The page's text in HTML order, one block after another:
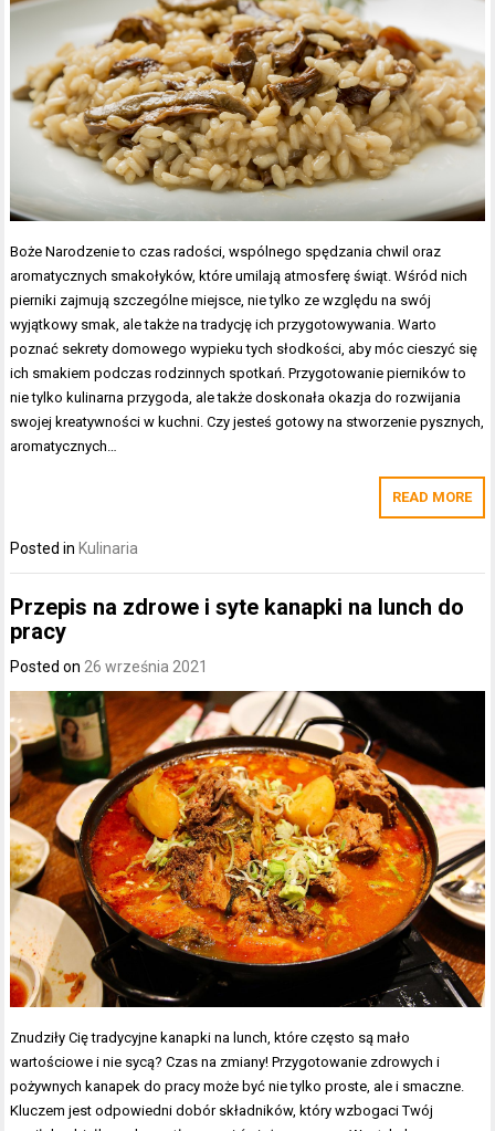
Boże Narodzenie to czas radości, wspólnego spędzania chwil oraz
aromatycznych smakołyków, które umilają atmosferę świąt. Wśród nich
pierniki zajmują szczególne miejsce, nie tylko ze względu na swój
wyjątkowy smak, ale także na tradycję ich przygotowywania. Warto
poznać sekrety domowego wypieku tych słodkości, aby móc cieszyć się
ich smakiem podczas rodzinnych spotkań. Przygotowanie pierników to
nie tylko kulinarna przygoda, ale także doskonała okazja do rozwijania
swojej kreatywności w kuchni. Czy jesteś gotowy na stworzenie pysznych,
aromatycznych…
READ MORE
Posted inKulinaria
Przepis na zdrowe i syte kanapki na lunch do
pracy
Posted on 26 września 2021
Znudziły Cię tradycyjne kanapki na lunch, które często są mało
wartościowe i nie sycą? Czas na zmiany! Przygotowanie zdrowych i
pożywnych kanapek do pracy może być nie tylko proste, ale i smaczne.
Kluczem jest odpowiedni dobór składników, który wzbogaci Twój